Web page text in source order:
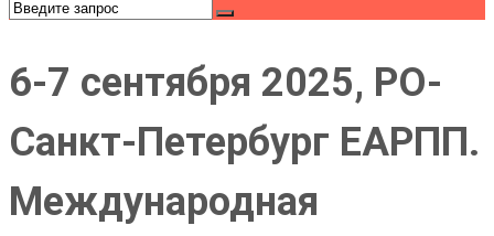
6-7 сентября 2025, РО-
Санкт-Петербург ЕАРПП.
Международная